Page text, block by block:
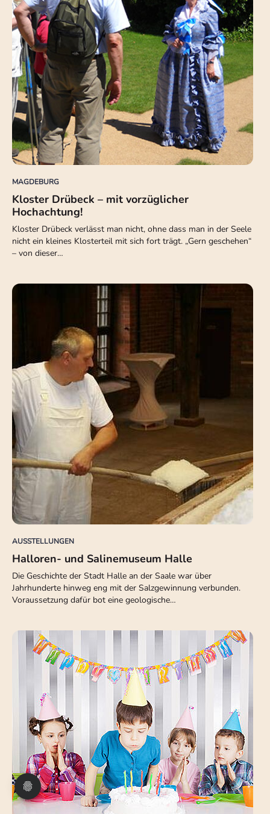
MAGDEBURG
Kloster Drübeck – mit vorzüglicher
Hochachtung!
Kloster Drübeck verlässt man nicht, ohne dass man in der Seele
nicht ein kleines Klosterteil mit sich fort trägt. „Gern geschehen“
– von dieser…
AUSSTELLUNGEN
Halloren- und Salinemuseum Halle
Die Geschichte der Stadt Halle an der Saale war über
Jahrhunderte hinweg eng mit der Salzgewinnung verbunden.
Voraussetzung dafür bot eine geologische…